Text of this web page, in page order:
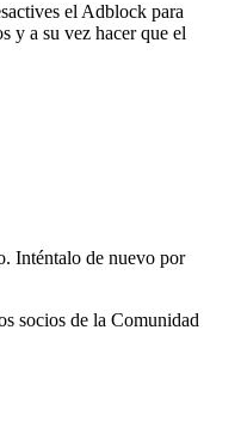
el Adblock para
y a su vez hacer que el
Inténtalo de nuevo por
socios de la Comunidad